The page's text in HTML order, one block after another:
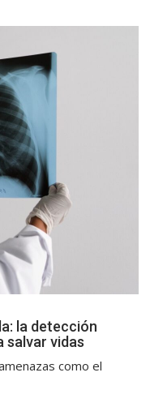
la detección
salvar vidas
como el